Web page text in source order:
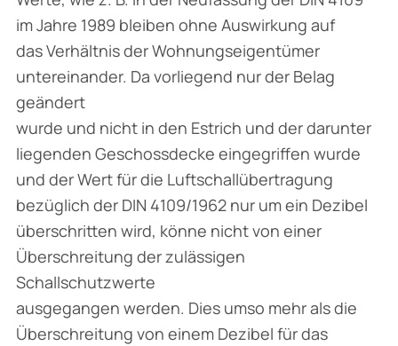
im Jahre 1989 bleiben ohne Auswirkung auf
das Verhältnis der Wohnungseigentümer
untereinander. Da vorliegend nur der Belag
geändert
wurde und nicht in den Estrich und der darunter
liegenden Geschossdecke eingegriffen wurde
und der Wert für die Luftschallübertragung
bezüglich der DIN 4109/1962 nur um ein Dezibel
überschritten wird, könne nicht von einer
Überschreitung der zulässigen
Schallschutzwerte
ausgegangen werden. Dies umso mehr als die
Überschreitung von einem Dezibel für das